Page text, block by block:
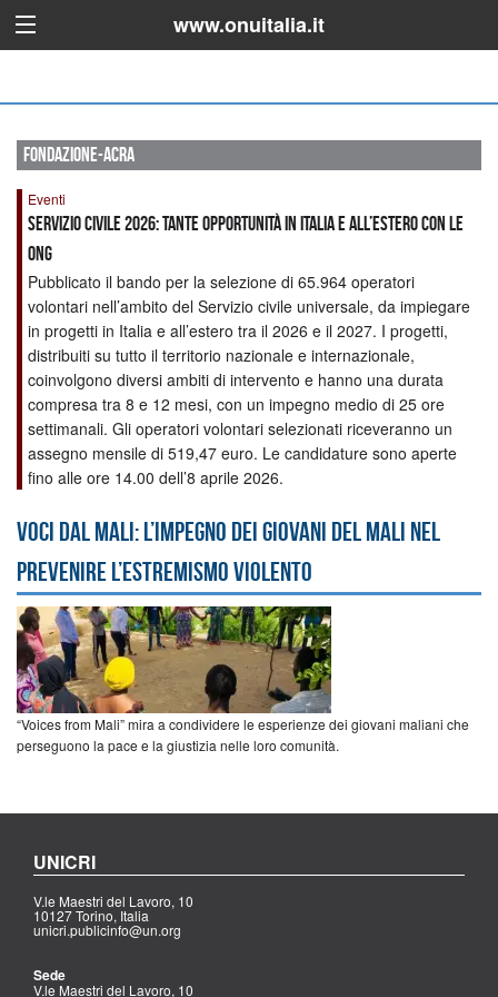
www.onuitalia.it
fondazione-acra
Eventi
Servizio Civile 2026: Tante opportunità in Italia e all’estero con le
ONG
Pubblicato il bando per la selezione di 65.964 operatori
volontari nell’ambito del Servizio civile universale, da impiegare
in progetti in Italia e all’estero tra il 2026 e il 2027. I progetti,
distribuiti su tutto il territorio nazionale e internazionale,
coinvolgono diversi ambiti di intervento e hanno una durata
compresa tra 8 e 12 mesi, con un impegno medio di 25 ore
settimanali. Gli operatori volontari selezionati riceveranno un
assegno mensile di 519,47 euro. Le candidature sono aperte
fino alle ore 14.00 dell’8 aprile 2026.
Voci dal Mali: l’impegno dei giovani del Mali nel
prevenire l’estremismo violento
“Voices from Mali” mira a condividere le esperienze dei giovani maliani che
perseguono la pace e la giustizia nelle loro comunità.
UNICRI
V.le Maestri del Lavoro, 10
10127 Torino, Italia
unicri.publicinfo@un.org
Sede
V.le Maestri del Lavoro, 10